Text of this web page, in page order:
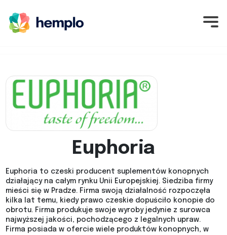
Euphoria
Euphoria to czeski producent suplementów konopnych
działający na całym rynku Unii Europejskiej. Siedziba firmy
mieści się w Pradze. Firma swoją działalność rozpoczęła
kilka lat temu, kiedy prawo czeskie dopuściło konopie do
obrotu. Firma produkuje swoje wyroby jedynie z surowca
najwyższej jakości, pochodzącego z legalnych upraw.
Firma posiada w ofercie wiele produktów konopnych, w